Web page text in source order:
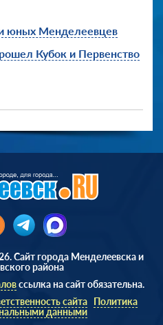
юных Менделеевцев
Кубок и Первенство
Сайт города Менделеевска и
района
ссылка на сайт обязательна.
сайта Политика
данными